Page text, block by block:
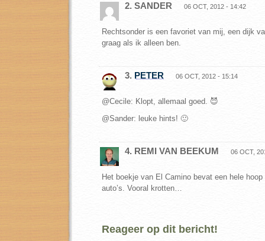
2. SANDER 06 OCT, 2012 - 14:42
Rechtsonder is een favoriet van mij, een dijk
graag als ik alleen ben.
3. PETER 06 OCT, 2012 - 15:14
@Cecile: Klopt, allemaal goed. 😈
@Sander: leuke hints! 🙂
4. REMI VAN BEEKUM 06 OCT,
Het boekje van El Camino bevat een hele
auto’s. Vooral krotten…
Reageer op dit bericht!